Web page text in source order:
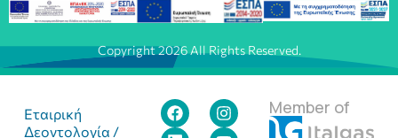
Copyright 2026 All Rights Reserved.
Εταιρική
Δεοντολογία /
Member of